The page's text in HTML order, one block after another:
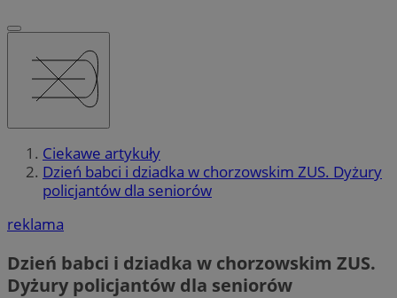
Ciekawe artykuły
Dzień babci i dziadka w chorzowskim ZUS. Dyżury
policjantów dla seniorów
reklama
Dzień babci i dziadka w chorzowskim ZUS.
Dyżury policjantów dla seniorów